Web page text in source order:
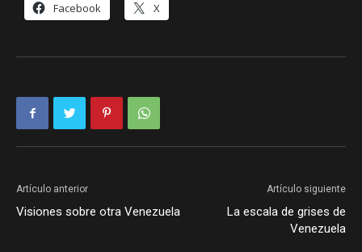
Facebook X
Artículo anterior
Visiones sobre otra Venezuela
Artículo siguiente
La escala de grises de
Venezuela